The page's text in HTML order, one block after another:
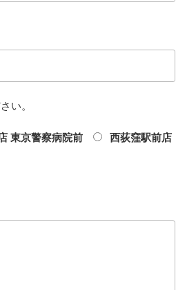
い。
東京警察病院前
西荻窪駅前店